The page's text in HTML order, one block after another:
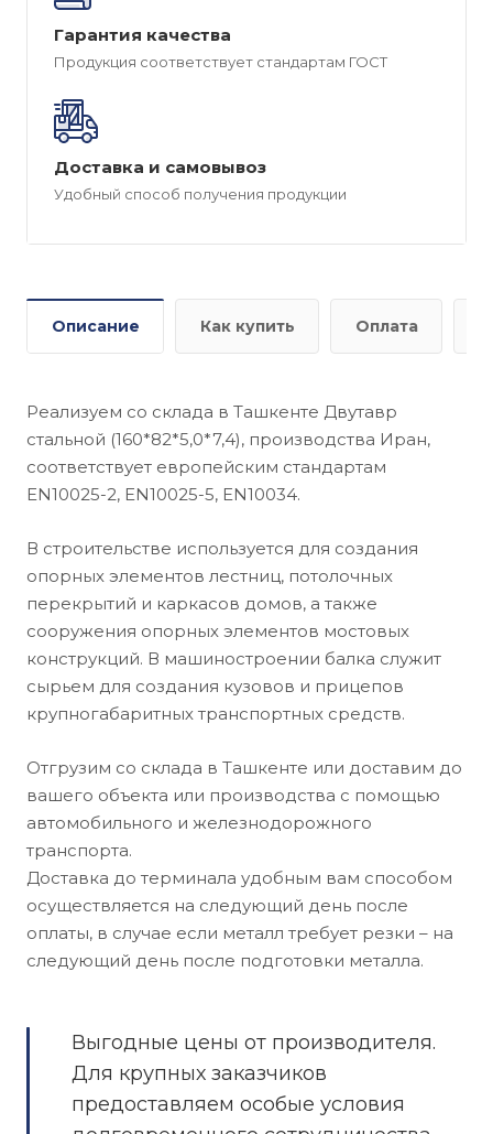
Гарантия качества
Продукция соответствует стандартам ГОСТ
Доставка и самовывоз
Удобный способ получения продукции
Описание Как купить Оплата
Реализуем со склада в Ташкенте Двутавр
стальной (160*82*5,0*7,4), производства Иран,
соответствует европейским стандартам
EN10025-2, EN10025-5, EN10034.
В строительстве используется для создания
опорных элементов лестниц, потолочных
перекрытий и каркасов домов, а также
сооружения опорных элементов мостовых
конструкций. В машиностроении балка служит
сырьем для создания кузовов и прицепов
крупногабаритных транспортных средств.
Отгрузим со склада в Ташкенте или доставим до
вашего объекта или производства с помощью
автомобильного и железнодорожного
транспорта.
Доставка до терминала удобным вам способом
осуществляется на следующий день после
оплаты, в случае если металл требует резки – на
следующий день после подготовки металла.
Выгодные цены от производителя.
Для крупных заказчиков
предоставляем особые условия